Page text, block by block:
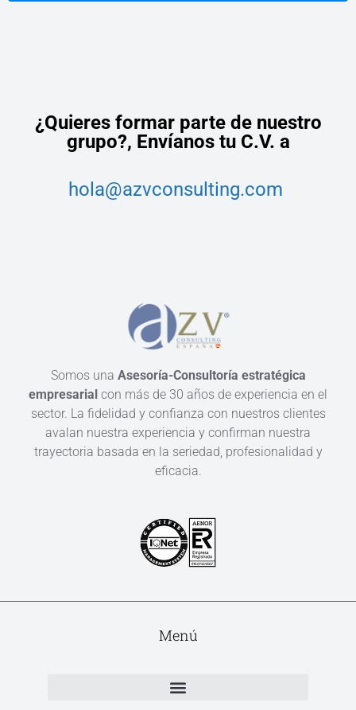
¿Quieres formar parte de nuestro
grupo?, Envíanos tu C.V. a
hola@azvconsulting.com
Somos una Asesoría-Consultoría estratégica
empresarial con más de 30 años de experiencia en el
sector. La fidelidad y confianza con nuestros clientes
avalan nuestra experiencia y confirman nuestra
trayectoria basada en la seriedad, profesionalidad y
eficacia.
Menú